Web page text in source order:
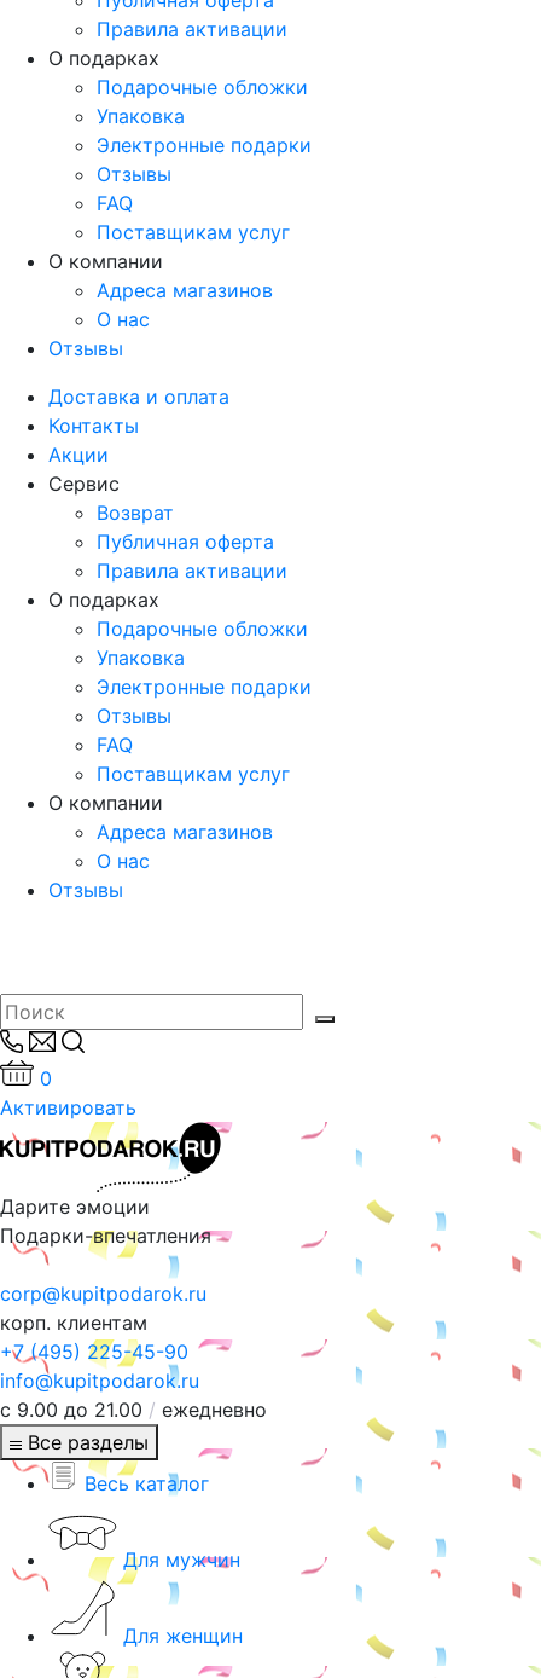
Правила активации
О подарках
Подарочные обложки
Упаковка
Электронные подарки
Отзывы
FAQ
Поставщикам услуг
О компании
Адреса магазинов
О нас
Отзывы
Доставка и оплата
Контакты
Акции
Сервис
Возврат
Публичная оферта
Правила активации
О подарках
Подарочные обложки
Упаковка
Электронные подарки
Отзывы
FAQ
Поставщикам услуг
О компании
Адреса магазинов
О нас
Отзывы
0
Активировать
Дарите эмоции
Подарки-впечатления
corp@kupitpodarok.ru
корп. клиентам
+7 (495) 225-45-90
info@kupitpodarok.ru
с 9.00 до 21.00 / ежедневно
Все разделы
Весь каталог
Для мужчин
Для женщин